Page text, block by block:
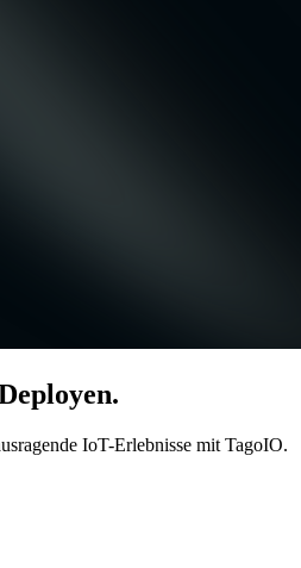
IoT-Erlebnisse mit TagoIO.